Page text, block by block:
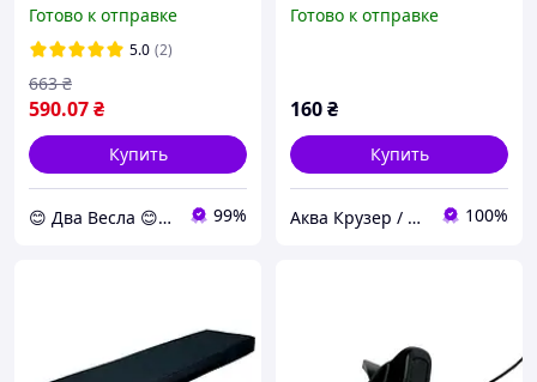
удочки Bank-2 установка
на сиденье 2 штуки
Готово к отправке
5.0 (2)
590.07₴
663 ₴
Купить
😊 Два Весла 😊 dvavesla.com.ua 99%
лодок из ПВХ ткани
Готово к отправке
160₴
Купить
Аква Крузер / Aqua Cruiser 100%